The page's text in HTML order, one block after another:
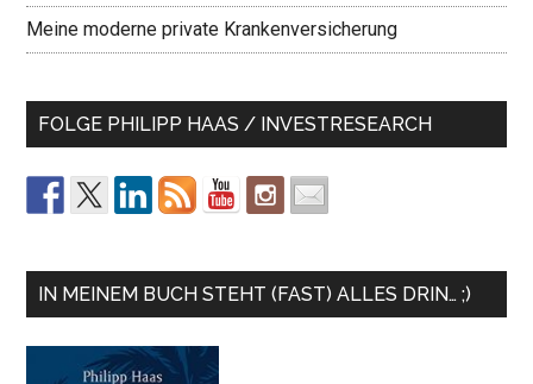
Meine moderne private Krankenversicherung
FOLGE PHILIPP HAAS / INVESTRESEARCH
IN MEINEM BUCH STEHT (FAST) ALLES DRIN… ;)